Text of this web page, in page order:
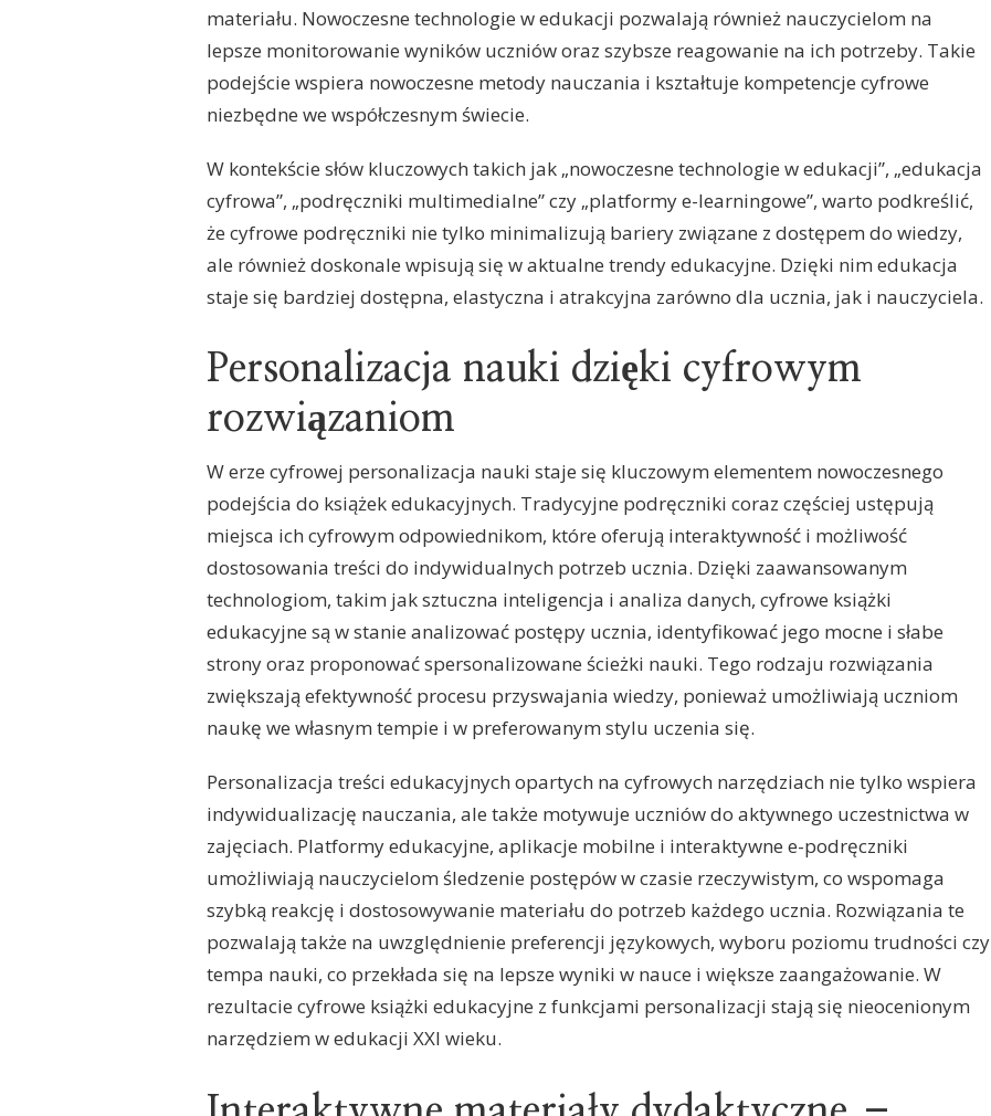
materiału. Nowoczesne technologie w edukacji pozwalają również nauczycielom na
lepsze monitorowanie wyników uczniów oraz szybsze reagowanie na ich potrzeby. Takie
podejście wspiera nowoczesne metody nauczania i kształtuje kompetencje cyfrowe
niezbędne we współczesnym świecie.
W kontekście słów kluczowych takich jak „nowoczesne technologie w edukacji”, „edukacja
cyfrowa”, „podręczniki multimedialne” czy „platformy e-learningowe”, warto podkreślić,
że cyfrowe podręczniki nie tylko minimalizują bariery związane z dostępem do wiedzy,
ale również doskonale wpisują się w aktualne trendy edukacyjne. Dzięki nim edukacja
staje się bardziej dostępna, elastyczna i atrakcyjna zarówno dla ucznia, jak i nauczyciela.
Personalizacja nauki dzięki cyfrowym
rozwiązaniom
W erze cyfrowej personalizacja nauki staje się kluczowym elementem nowoczesnego
podejścia do książek edukacyjnych. Tradycyjne podręczniki coraz częściej ustępują
miejsca ich cyfrowym odpowiednikom, które oferują interaktywność i możliwość
dostosowania treści do indywidualnych potrzeb ucznia. Dzięki zaawansowanym
technologiom, takim jak sztuczna inteligencja i analiza danych, cyfrowe książki
edukacyjne są w stanie analizować postępy ucznia, identyfikować jego mocne i słabe
strony oraz proponować spersonalizowane ścieżki nauki. Tego rodzaju rozwiązania
zwiększają efektywność procesu przyswajania wiedzy, ponieważ umożliwiają uczniom
naukę we własnym tempie i w preferowanym stylu uczenia się.
Personalizacja treści edukacyjnych opartych na cyfrowych narzędziach nie tylko wspiera
indywidualizację nauczania, ale także motywuje uczniów do aktywnego uczestnictwa w
zajęciach. Platformy edukacyjne, aplikacje mobilne i interaktywne e-podręczniki
umożliwiają nauczycielom śledzenie postępów w czasie rzeczywistym, co wspomaga
szybką reakcję i dostosowywanie materiału do potrzeb każdego ucznia. Rozwiązania te
pozwalają także na uwzględnienie preferencji językowych, wyboru poziomu trudności czy
tempa nauki, co przekłada się na lepsze wyniki w nauce i większe zaangażowanie. W
rezultacie cyfrowe książki edukacyjne z funkcjami personalizacji stają się nieocenionym
narzędziem w edukacji XXI wieku.